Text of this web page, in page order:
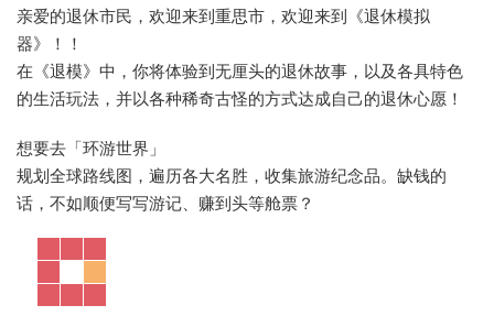
亲爱的退休市民，欢迎来到重思市，欢迎来到《退休模拟
器》！！
在《退模》中，你将体验到无厘头的退休故事，以及各具特色
的生活玩法，并以各种稀奇古怪的方式达成自己的退休心愿！
想要去「环游世界」
规划全球路线图，遍历各大名胜，收集旅游纪念品。缺钱的
话，不如顺便写写游记、赚到头等舱票？